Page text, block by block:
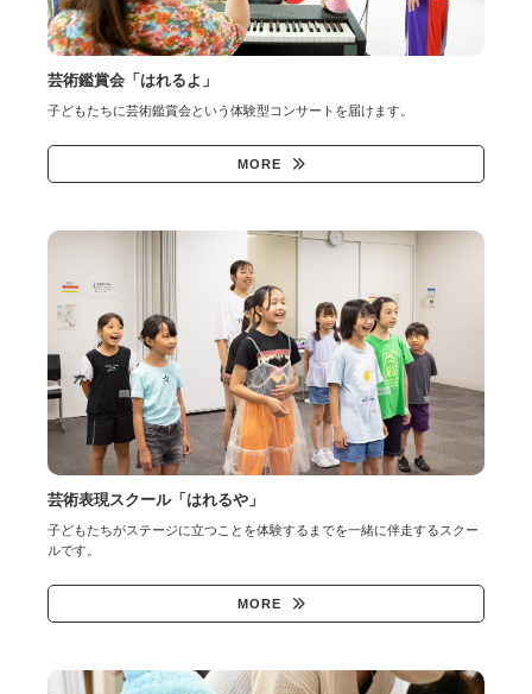
芸術鑑賞会「はれるよ」
子どもたちに芸術鑑賞会という体験型コンサートを届けます。
MORE
芸術表現スクール「はれるや」
子どもたちがステージに立つことを体験するまでを一緒に伴走するスクー
ルです。
MORE